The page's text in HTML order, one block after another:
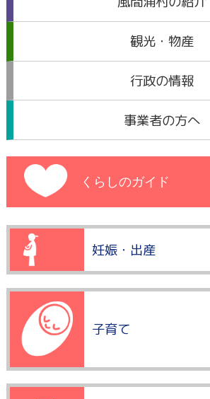
観光・物産
行政の情報
事業者の方へ
くらしのガイド
妊娠・出産
子育て